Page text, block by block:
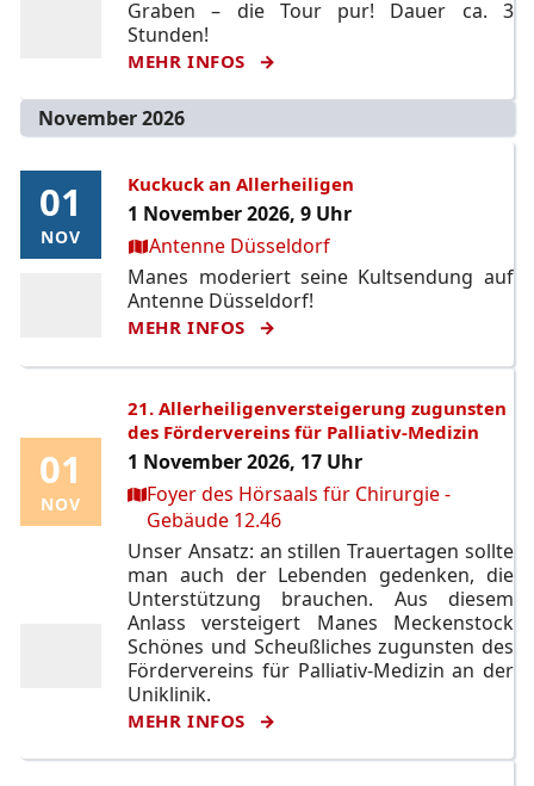
Graben – die Tour pur! Dauer ca. 3
Stunden!
MEHR INFOS
November 2026
01
NOV
01
NOV
Kuckuck an Allerheiligen
1 November 2026, 9 Uhr
Ort:Antenne Düsseldorf
Manes moderiert seine Kultsendung auf
Antenne Düsseldorf!
MEHR INFOS
01
NOV
01
NOV
21. Allerheiligenversteigerung zugunsten
des Fördervereins für Palliativ-Medizin
1 November 2026, 17 Uhr
Ort:Foyer des Hörsaals für Chirurgie -
Gebäude 12.46
Unser Ansatz: an stillen Trauertagen sollte
man auch der Lebenden gedenken, die
Unterstützung brauchen. Aus diesem
Anlass versteigert Manes Meckenstock
Schönes und Scheußliches zugunsten des
Fördervereins für Palliativ-Medizin an der
Uniklinik.
MEHR INFOS